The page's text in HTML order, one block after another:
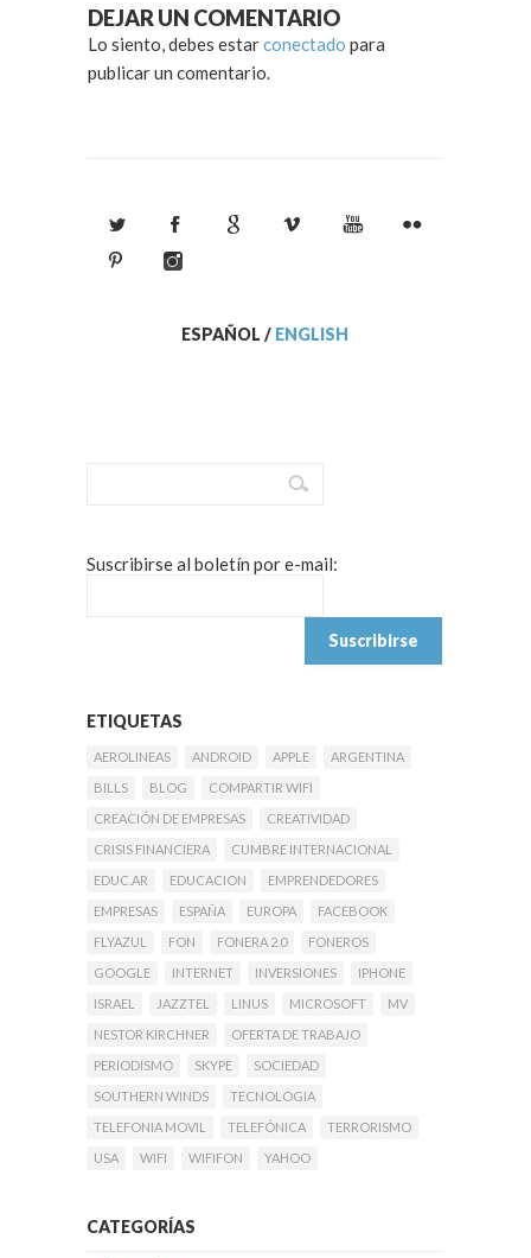
DEJAR UN COMENTARIO
Lo siento, debes estarconectado para
publicar un comentario.
ESPAÑOL / ENGLISH
Suscribirse al boletín por e-mail:
ETIQUETAS
AEROLINEAS ANDROID APPLE
ARGENTINA
BILLS
BLOG
COMPARTIR WIFI
CREACIÓN DE EMPRESAS
CREATIVIDAD
CRISIS FINANCIERA
CUMBRE INTERNACIONAL
EDUC.AR
EDUCACION
EMPRENDEDORES
EMPRESAS
ESPAÑA EUROPA
FACEBOOK
FLYAZUL
FON FONERA 2.0
FONEROS
GOOGLE
INTERNET INVERSIONES
IPHONE
ISRAEL
JAZZTEL LINUS MICROSOFT
MV
NESTOR KIRCHNER
OFERTA DE TRABAJO
PERIODISMO
SKYPE
SOCIEDAD
SOUTHERN WINDS
TECNOLOGIA
TELEFONIA MOVIL
TELEFÓNICA
TERRORISMO
USA
WIFI WIFIFON YAHOO
CATEGORÍAS